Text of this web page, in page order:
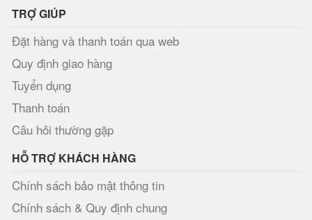
TRỢ GIÚP
Đặt hàng và thanh toán qua web
Quy định giao hàng
Tuyển dụng
Thanh toán
Câu hỏi thường gặp
HỖ TRỢ KHÁCH HÀNG
Chính sách bảo mật thông tin
Chính sách & Quy định chung